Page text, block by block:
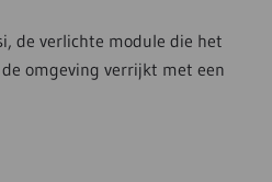
de verlichte module die het
omgeving verrijkt met een